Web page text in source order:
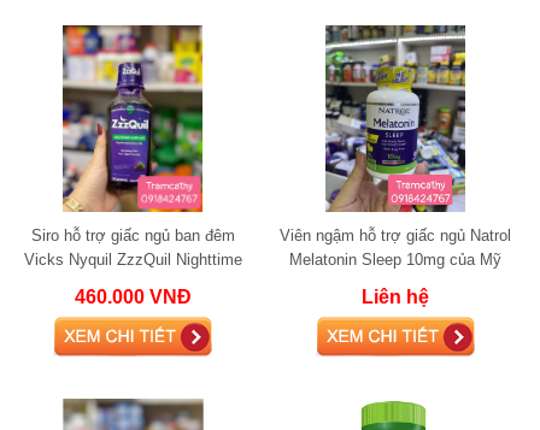
Siro hỗ trợ giấc ngủ ban đêm
Vicks Nyquil ZzzQuil Nighttime
460.000 VNĐ
Viên ngậm hỗ trợ giấc ngủ Natrol
Melatonin Sleep 10mg của Mỹ
Liên hệ